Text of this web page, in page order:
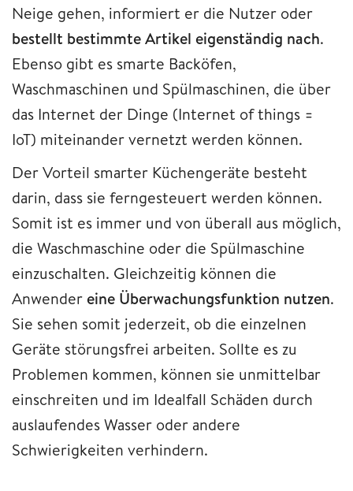
Neige gehen, informiert er die Nutzer oder
bestellt bestimmte Artikel eigenständig nach.
Ebenso gibt es smarte Backöfen,
Waschmaschinen und Spülmaschinen, die über
das Internet der Dinge (Internet of things =
IoT) miteinander vernetzt werden können.
Der Vorteil smarter Küchengeräte besteht
darin, dass sie ferngesteuert werden können.
Somit ist es immer und von überall aus möglich,
die Waschmaschine oder die Spülmaschine
einzuschalten. Gleichzeitig können die
Anwender eine Überwachungsfunktion nutzen.
Sie sehen somit jederzeit, ob die einzelnen
Geräte störungsfrei arbeiten. Sollte es zu
Problemen kommen, können sie unmittelbar
einschreiten und im Idealfall Schäden durch
auslaufendes Wasser oder andere
Schwierigkeiten verhindern.